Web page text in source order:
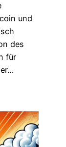
und
des
für